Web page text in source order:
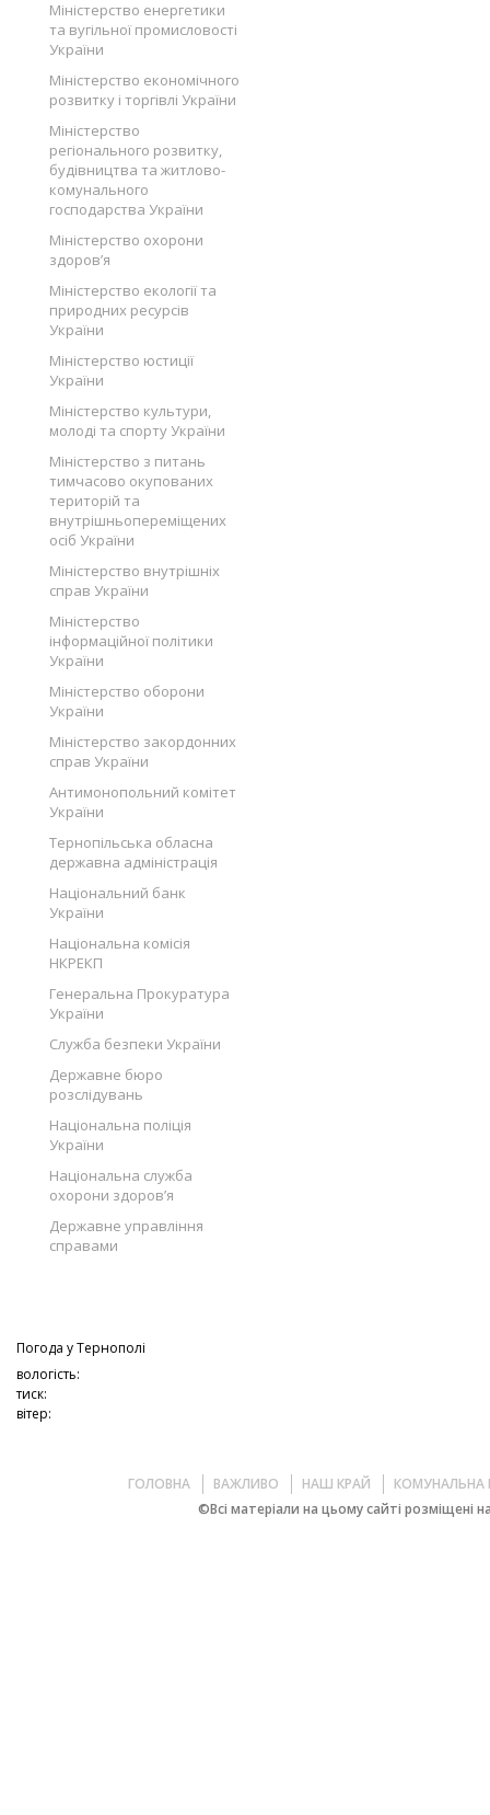
Міністерство енергетики
та вугільної промисловості
України
Міністерство економічного
розвитку і торгівлі України
Міністерство
регіонального розвитку,
будівництва та житлово-
комунального
господарства України
Міністерство охорони
здоров’я
Міністерство екології та
природних ресурсів
України
Міністерство юстиції
України
Міністерство культури,
молоді та спорту України
Міністерство з питань
тимчасово окупованих
територій та
внутрішньопереміщених
осіб України
Міністерство внутрішніх
справ України
Міністерство
інформаційної політики
України
Міністерство оборони
України
Міністерство закордонних
справ України
Антимонопольний комітет
України
Тернопільська обласна
державна адміністрація
Національний банк
України
Національна комісія
НКРЕКП
Генеральна Прокуратура
України
Служба безпеки України
Державне бюро
розслідувань
Національна поліція
України
Національна служба
охорони здоров’я
Державне управління
справами
Погода уТернополі
вологість:
тиск:
вітер:
ГОЛОВНА ВАЖЛИВО НАШ КРАЙ
КОМУНАЛЬНА
©Всі матеріали на цьому сайті розміщені